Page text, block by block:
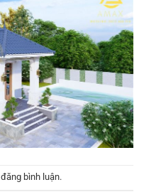
đăng bình luận.